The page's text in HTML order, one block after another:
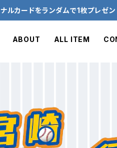
ルカードをランダムで1枚プレゼ
ABOUT ALL ITEM